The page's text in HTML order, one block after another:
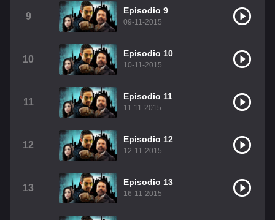
9
Episodio 9
09-11-2015
10
Episodio 10
10-11-2015
11
Episodio 11
11-11-2015
12
Episodio 12
12-11-2015
13
Episodio 13
16-11-2015